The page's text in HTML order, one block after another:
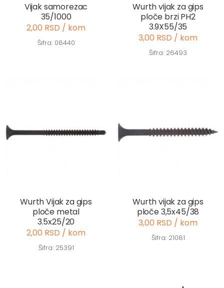
Vijak samorezac
35/1000
2,00 RSD / kom
Šifra: 08440
Wurth vijak za gips
ploče brzi PH2
3.9X55/35
3,00 RSD / kom
Šifra: 26493
Wurth Vijak za gips
ploče metal
3.5x25/20
2,00 RSD / kom
Šifra: 25391
Wurth vijak za gips
ploče 3,5x45/38
3,00 RSD / kom
Šifra: 21081